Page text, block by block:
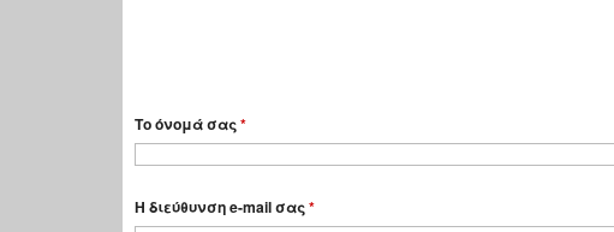
Το όνομά σας*
Η διεύθυνση e-mail σας*